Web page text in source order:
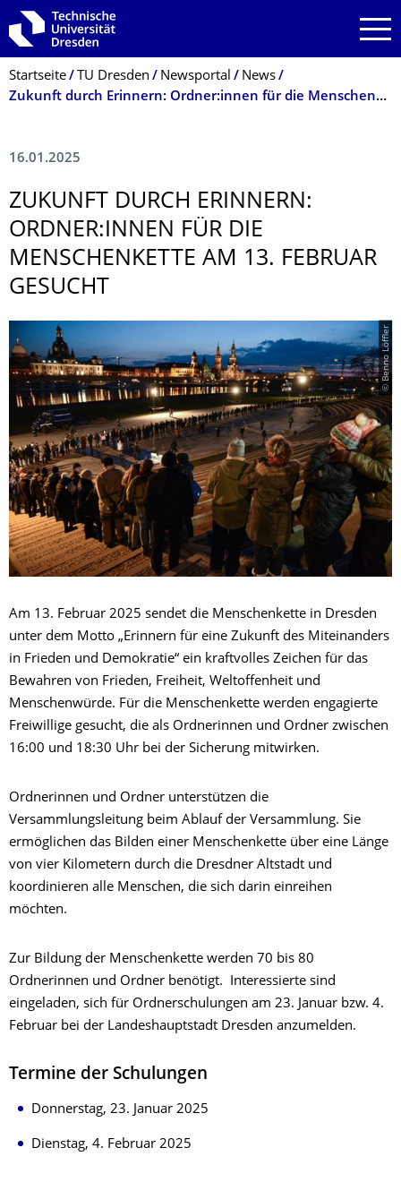
Zur Hauptnavigation springen
Zur Suche springen
Zum Inhalt springen
Breadcrumb-Menü
Startseite TU Dresden Newsportal
News
Zukunft durch Erinnern: Ordner:innen für die Menschenkette am 13. Februar gesucht
16.01.2025
ZUKUNFT DURCH ERINNERN:
ORDNER:INNEN FÜR DIE
MENSCHENKETTE AM 13. FEBRUAR
GESUCHT
© Benno Löffler
Am 13. Februar 2025 sendet die Menschenkette in Dresden
unter dem Motto „Erinnern für eine Zukunft des Miteinanders
in Frieden und Demokratie“ ein kraftvolles Zeichen für das
Bewahren von Frieden, Freiheit, Weltoffenheit und
Menschenwürde. Für die Menschenkette werden engagierte
Freiwillige gesucht, die als Ordnerinnen und Ordner zwischen
16:00 und 18:30 Uhr bei der Sicherung mitwirken.
Ordnerinnen und Ordner unterstützen die
Versammlungsleitung beim Ablauf der Versammlung. Sie
ermöglichen das Bilden einer Menschenkette über eine Länge
von vier Kilometern durch die Dresdner Altstadt und
koordinieren alle Menschen, die sich darin einreihen
möchten.
Zur Bildung der Menschenkette werden 70 bis 80
Ordnerinnen und Ordner benötigt. Interessierte sind
eingeladen, sich für Ordnerschulungen am 23. Januar bzw. 4.
Februar bei der Landeshauptstadt Dresden anzumelden.
Termine der Schulungen
Donnerstag, 23. Januar 2025
Dienstag, 4. Februar 2025